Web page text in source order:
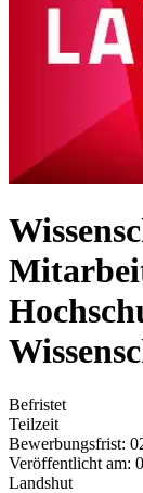
Befristet
Teilzeit
Bewerbungsfrist:
Veröffentlicht am:
Landshut